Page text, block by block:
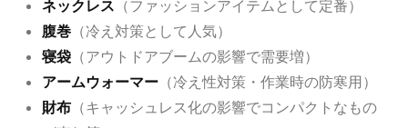
ネックレス （ファッションアイテムとして定番）
腹巻 （冷え対策として人気）
寝袋 （アウトドアブームの影響で需要増）
アームウォーマー （冷え性対策・作業時の防寒用）
財布 （キャッシュレス化の影響でコンパクトなもの